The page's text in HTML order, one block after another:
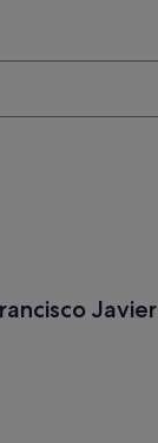
Javier